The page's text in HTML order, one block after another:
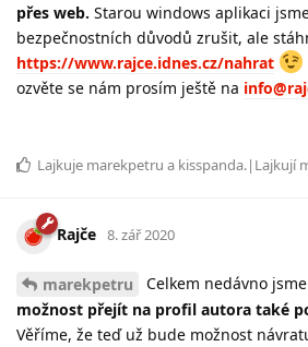
přes web. Starou windows aplikaci
bezpečnostních důvodů zrušit, ale
https://www.rajce.idnes.cz/nahrat
ozvěte se nám prosím ještě na
Lajkuje marekpetru a kisspanda.|Lajkují
Rajče 8. zář 2020
marekpetru
Celkem nedávno
možnost přejít na profil autora také
Věříme, že teď už bude možnost